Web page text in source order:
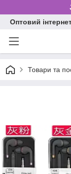
Оптовий
Товари та